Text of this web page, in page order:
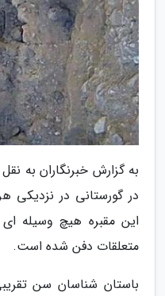
به گزارش خبرنگاران به
در گورستانی در
این مقبره هیچ وسیله
متعلقات دفن شده است.
باستان شناسان سن